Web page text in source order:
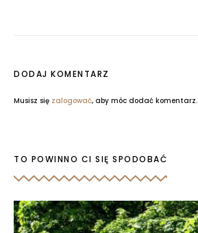
DODAJ KOMENTARZ
Musisz się zalogować, aby móc dodać komentarz.
TO POWINNO CI SIĘ SPODOBAĆ